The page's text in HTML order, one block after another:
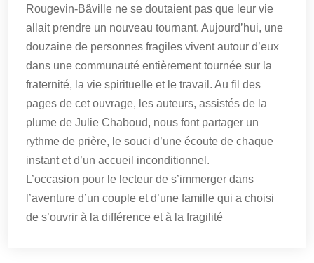
Rougevin-Bâville ne se doutaient pas que leur vie
allait prendre un nouveau tournant. Aujourd’hui, une
douzaine de personnes fragiles vivent autour d’eux
dans une communauté entièrement tournée sur la
fraternité, la vie spirituelle et le travail. Au fil des
pages de cet ouvrage, les auteurs, assistés de la
plume de Julie Chaboud, nous font partager un
rythme de prière, le souci d’une écoute de chaque
instant et d’un accueil inconditionnel.
L’occasion pour le lecteur de s’immerger dans
l’aventure d’un couple et d’une famille qui a choisi
de s’ouvrir à la différence et à la fragilité